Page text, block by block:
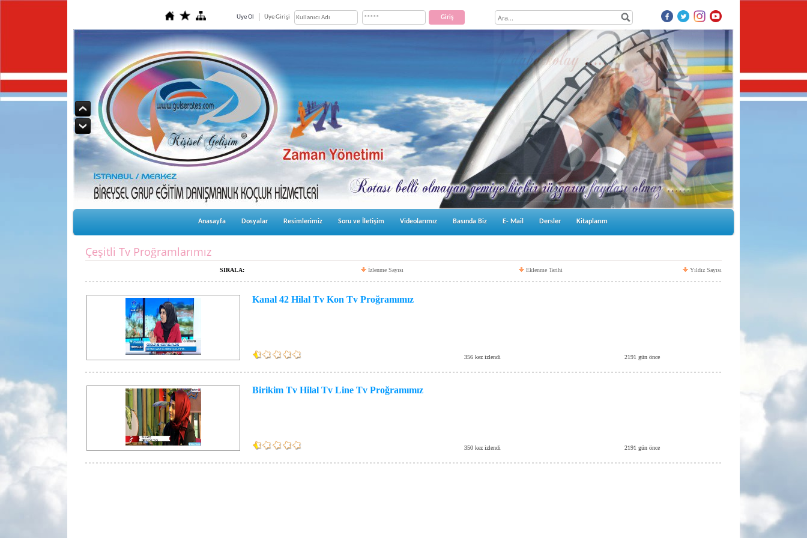
Üye Ol Üye Girişi
Anasayfa Dosyalar Resimlerimiz Soru ve İletişim Videolarımız Basında Biz E- Mail Dersler Kitaplarım
Çeşitli Tv Proğramlarımız
SIRALA: İzlenme Sayısı Eklenme Tarihi Yıldız Sayısı
Kanal 42 Hilal Tv Kon Tv Proğramımız
356 kez izlendi 2191 gün önce
Birikim Tv Hilal Tv Line Tv Proğramımız
350 kez izlendi 2191 gün önce